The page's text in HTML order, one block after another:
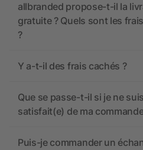
allbranded propose-t-il la
gratuite ? Quels sont les
?
Y a-t-il des frais cachés ?
Que se passe-t-il si je ne
satisfait(e) de ma
Puis-je commander un